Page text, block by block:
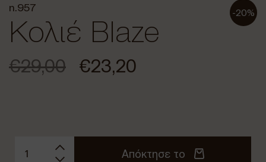
-20%
n.957
Κολιέ Blaze
€29,00 €23,20
Απόκτησε το